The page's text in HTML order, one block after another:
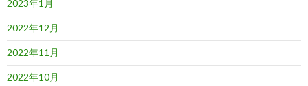
2023年1月
2022年12月
2022年11月
2022年10月